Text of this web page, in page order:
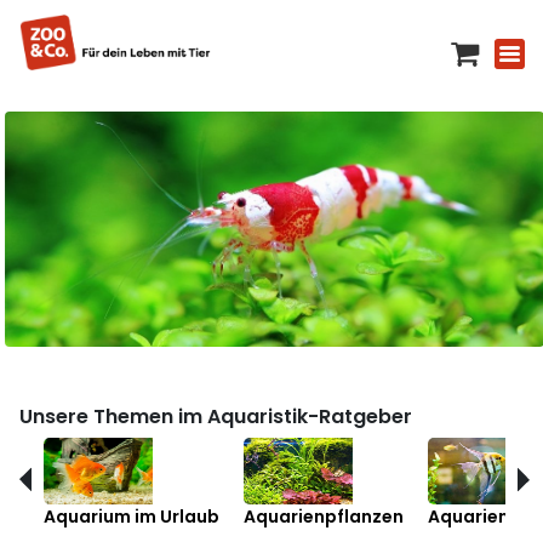
Unsere Themen im Aquaristik-Ratgeber
Aquarium im Urlaub Aquarienpflanzen